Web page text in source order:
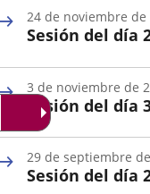
Sesión del día
la
Sesión
24 de noviembre de
Sesión del día
Fecha
la
Sesión
3 de noviembre de
Sesión del día
29 de septiembre